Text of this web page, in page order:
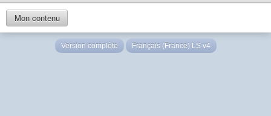
Mon contenu
Version complète Français (France) LS v4